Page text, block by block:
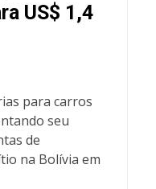
US$ 1,4
para carros
seu
de
na Bolívia em